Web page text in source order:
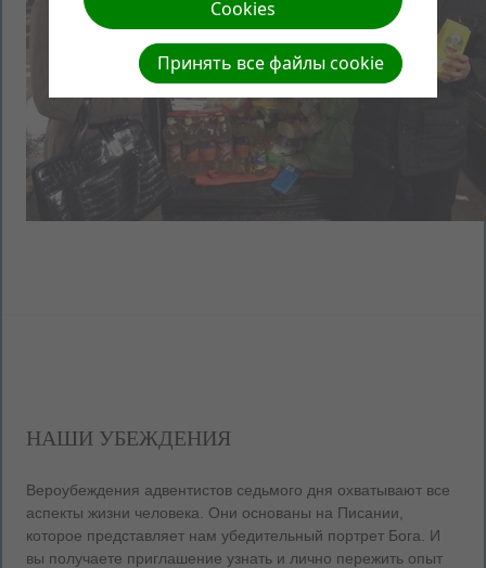
НАШИ УБЕЖДЕНИЯ
Вероубеждения адвентистов седьмого дня охватывают все
аспекты жизни человека. Они основаны на Писании,
которое представляет нам убедительный портрет Бога. И
вы получаете приглашение узнать и лично пережить опыт
Cookies
Принять все файлы cookie